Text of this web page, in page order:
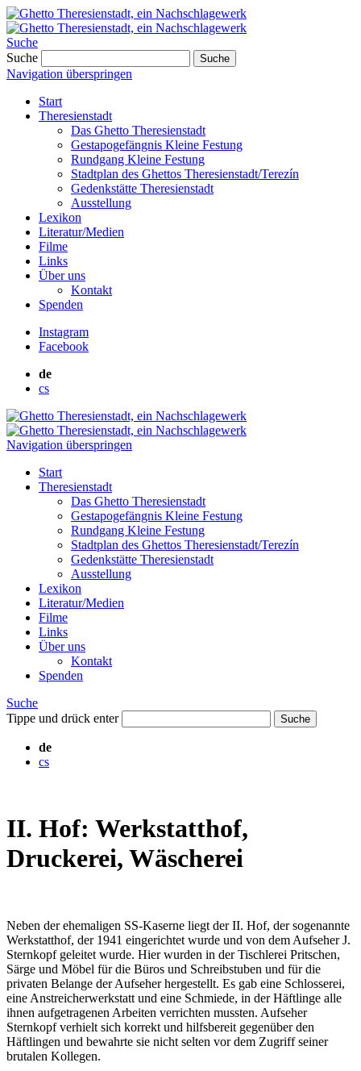
Suche
Suche
Suche
Navigation überspringen
Start
Theresienstadt
Das Ghetto Theresienstadt
Gestapogefängnis Kleine Festung
Rundgang Kleine Festung
Stadtplan des Ghettos Theresienstadt/Terezín
Gedenkstätte Theresienstadt
Ausstellung
Lexikon
Literatur/Medien
Filme
Links
Über uns
Kontakt
Spenden
Instagram
Facebook
de
cs
Navigation überspringen
Start
Theresienstadt
Das Ghetto Theresienstadt
Gestapogefängnis Kleine Festung
Rundgang Kleine Festung
Stadtplan des Ghettos Theresienstadt/Terezín
Gedenkstätte Theresienstadt
Ausstellung
Lexikon
Literatur/Medien
Filme
Links
Über uns
Kontakt
Spenden
Suche
Tippe und drück enter
Suche
de
cs
II. Hof: Werkstatthof,
Druckerei, Wäscherei
Neben der ehemaligen SS-Kaserne liegt der II. Hof, der sogenannte
Werkstatthof, der 1941 eingerichtet wurde und von dem Aufseher J.
Sternkopf geleitet wurde. Hier wurden in der Tischlerei Pritschen,
Särge und Möbel für die Büros und Schreibstuben und für die
privaten Belange der Aufseher hergestellt. Es gab eine Schlosserei,
eine Anstreicherwerkstatt und eine Schmiede, in der Häftlinge alle
ihnen aufgetragenen Arbeiten verrichten mussten. Aufseher
Sternkopf verhielt sich korrekt und hilfsbereit gegenüber den
Häftlingen und bewahrte sie nicht selten vor dem Zugriff seiner
brutalen Kollegen.